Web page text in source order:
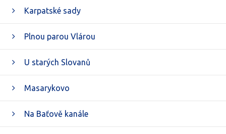
Karpatské sady
Plnou parou Vlárou
U starých Slovanů
Masarykovo
Na Baťově kanále